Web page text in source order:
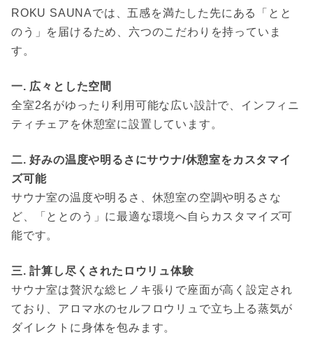
ROKU SAUNAでは、五感を満たした先にある「とと
のう」を届けるため、六つのこだわりを持っていま
す。
一. 広々とした空間
全室2名がゆったり利用可能な広い設計で、インフィニ
ティチェアを休憩室に設置しています。
二. 好みの温度や明るさにサウナ/休憩室をカスタマイ
ズ可能
サウナ室の温度や明るさ、休憩室の空調や明るさな
ど、「ととのう」に最適な環境へ自らカスタマイズ可
能です。
三. 計算し尽くされたロウリュ体験
サウナ室は贅沢な総ヒノキ張りで座面が高く設定され
ており、アロマ水のセルフロウリュで立ち上る蒸気が
ダイレクトに身体を包みます。